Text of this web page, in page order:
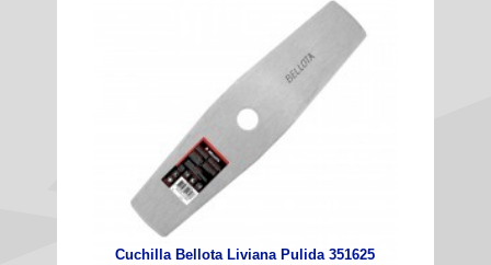
Cuchilla Bellota Liviana Pulida 351625